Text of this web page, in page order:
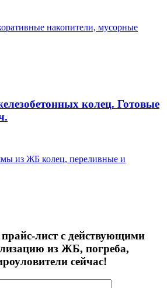
накопители, мусорные
колец. Готовые
из ЖБ колец, переливные и
лист с действующими
из ЖБ, погреба,
сейчас!